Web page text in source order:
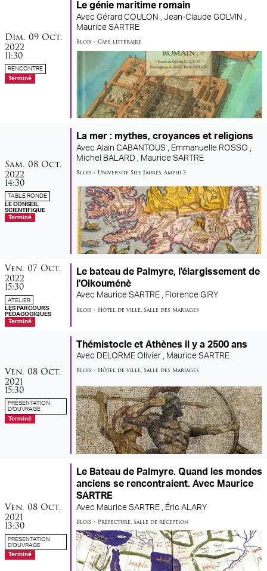
dimanche
Dim. 09 octobre
Oct.
2022
11:30
RENCONTRE
Terminé
Le génie maritime romain
Avec Gérard COULON , Jean-Claude GOLVIN ,
Maurice SARTRE
Blois • Café littéraire
samedi
Sam. 08 octobre
Oct.
2022
14:30
TABLE RONDE
LE CONSEIL
SCIENTIFIQUE
Terminé
La mer : mythes, croyances et religions
Avec Alain CABANTOUS ,
Emmanuelle ROSSO ,
Michel BALARD ,
Maurice SARTRE
Blois • Université Site Jaurès, Amphi 3
vendredi
Ven. 07 octobre
Oct.
2022
15:30
ATELIER
LES PARCOURS
PÉDAGOGIQUES
Terminé
Le bateau de Palmyre, l'élargissement de
l'Oikouménè
Avec Maurice SARTRE , Florence GIRY
Blois • Hôtel de ville, Salle des Mariages
vendredi
Ven. 08 octobre
Oct.
2021
15:30
PRÉSENTATION
D'OUVRAGE
Terminé
Thémistocle et Athènes il y a 2500 ans
Avec DELORME Olivier , Maurice SARTRE
Blois • Hôtel de ville, Salle des Mariages
vendredi
Ven. 08 octobre
Oct.
2021
13:30
PRÉSENTATION
D'OUVRAGE
Terminé
Le Bateau de Palmyre. Quand les mondes
anciens se rencontraient. Avec Maurice
SARTRE
Avec Maurice SARTRE ,
Éric ALARY
Blois • Préfecture, Salle de réception